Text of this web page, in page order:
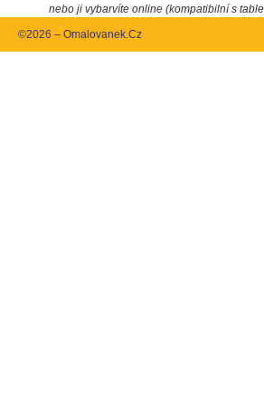
nebo ji vybarvíte online (kompatibilní s
©2026 – Omalovanek.Cz